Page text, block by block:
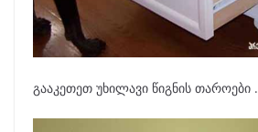
გააკეთეთ უხილავი წიგნის თაროები .